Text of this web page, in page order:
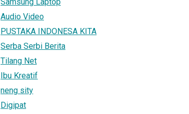
Audio Video
PUSTAKA INDONESA KITA
Serba Serbi Berita
Tilang Net
Ibu Kreatif
neng sity
Digipat